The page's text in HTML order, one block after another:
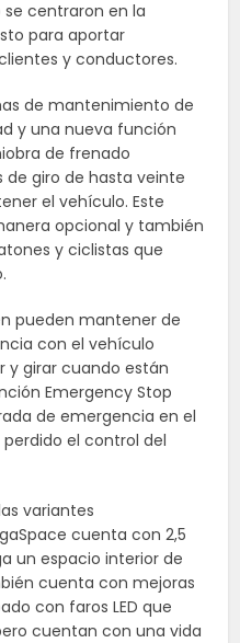
centraron en la
para aportar
y conductores.
de mantenimiento de
y una nueva función
de frenado
giro de hasta veinte
el vehículo. Este
opcional y también
y ciclistas que
pueden mantener de
con el vehículo
y girar cuando están
Emergency Stop
de emergencia en el
el control del
variantes
cuenta con 2,5
un espacio interior de
cuenta con mejoras
con faros LED que
cuentan con una vida